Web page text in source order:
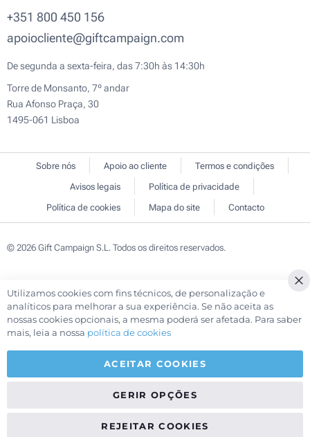
+351 800 450 156
apoiocliente@giftcampaign.com
De segunda a sexta-feira, das 7:30h às 14:30h
Torre de Monsanto, 7º andar
Rua Afonso Praça, 30
1495-061 Lisboa
Sobre nós Apoio ao cliente
Termos e condições
Avisos legais
Política de privacidade
Política de cookies
Mapa do site Contacto
© 2026 Gift Campaign S.L. Todos os direitos reservados.
Utilizamos cookies com fins técnicos, de personalização e
analíticos para melhorar a sua experiência. Se não aceita as
nossas cookies opcionais, a mesma poderá ser afetada. Para saber
mais, leia a nossa política de cookies
ACEITAR COOKIES
GERIR OPÇÕES
REJEITAR COOKIES